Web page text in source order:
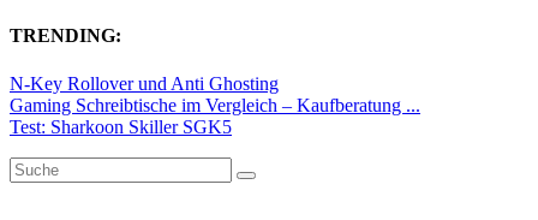
TRENDING:
N-Key Rollover und Anti Ghosting
Gaming Schreibtische im Vergleich – Kaufberatung ...
Test: Sharkoon Skiller SGK5